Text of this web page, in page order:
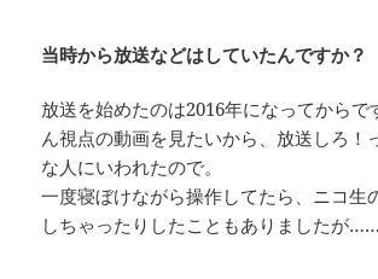
当時から放送などはしていたんですか？
放送を始めたのは2016年になってからで
ん視点の動画を見たいから、放送しろ！
な人にいわれたので。
一度寝ぼけながら操作してたら、ニコ生
しちゃったりしたこともありましたが……